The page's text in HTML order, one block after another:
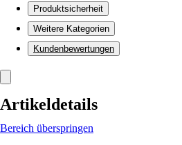
Produktsicherheit
Weitere Kategorien
Kundenbewertungen
Artikeldetails
Bereich überspringen